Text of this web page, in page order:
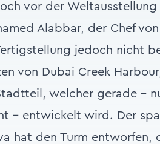
vor der
Alabbar, der Chef
jedoch nicht
von Dubai Creek
welcher gerade -
- entwickelt wird. Der
hat den Turm entworfen,